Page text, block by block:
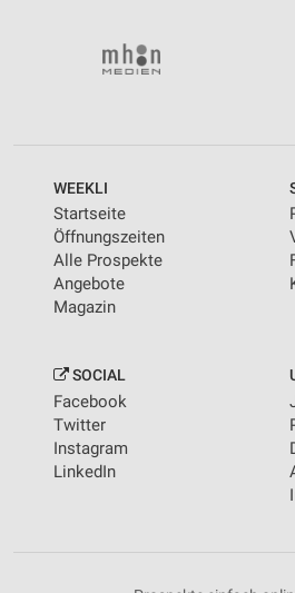
WEEKLI
Startseite
Öffnungszeiten
Alle Prospekte
Angebote
Magazin
SOCIAL
Facebook
Twitter
Instagram
LinkedIn